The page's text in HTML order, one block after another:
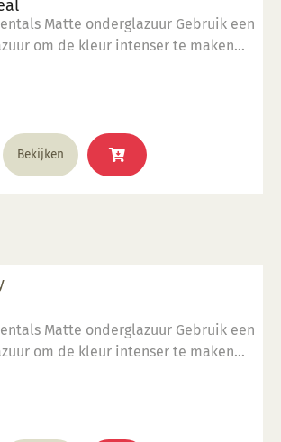
Matte onderglazuur Gebruik een
om de kleur intenser te maken
mits er een transparant
Bekijken
Matte onderglazuur Gebruik een
om de kleur intenser te maken
mits er een transparant